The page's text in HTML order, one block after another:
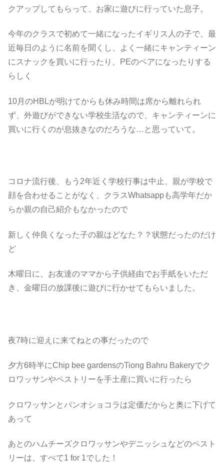
クアップしてもらって、お家に遊びに行っていた息子。
今年のクラスで初めて一緒になったイギリス人の子で、最
近毎日のように名前を聞くし、よく一緒にキャンティーン
にスナックを買いに行ったり、PEのペアになったりする
らしく
10月のHBLが明けてからも休み時間は席から離れられ
ず、外遊びができない学校生活なので、キャンティーンに
買いに行くのが息抜きなのだろうな…と思っていて。
コロナ流行後、もう2年近く学校行事は中止、親が学校で
顔を合わせることがなく、クラスWhatsappも高学年だか
らか親の自己紹介もなかったので
新しく仲良くなった子の親はどなた？？状態だったのだけ
ど
木曜日に、お友達のママから子供経由でお手紙をいただ
き、金曜日の放課後に遊びに行かせてもらいました。
夜7時に迎えに来てねとの事だったので
夕方6時半にChip bee gardensのTiong Bahru Bakeryでク
ロワッサンやペストリーを手土産に買いに行ったら
クロワッサンとパンオショコラは定価だからと奥に下げて
あって
あとのハムチーズクロワッサンやデニッシュなどのペスト
リーは、すべて1 for 1でした！